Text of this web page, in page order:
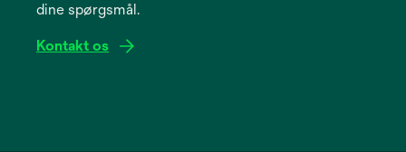
dine spørgsmål.
Kontakt os